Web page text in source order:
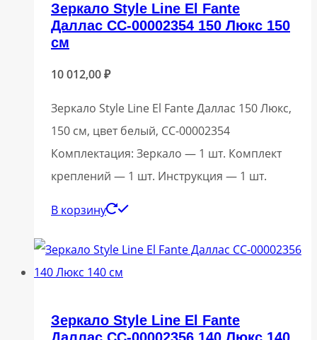
Зеркало Style Line El Fante
Даллас СС-00002354 150 Люкс 150
см
10 012,00₽
Зеркало Style Line El Fante Даллас 150 Люкс,
150 см, цвет белый, СС-00002354
Комплектация: Зеркало — 1 шт. Комплект
креплений — 1 шт. Инструкция — 1 шт.
В корзину
Зеркало Style Line El Fante